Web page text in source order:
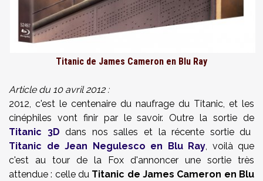
Titanic de James Cameron en Blu Ray
Article du 10 avril 2012 :
2012, c'est le centenaire du naufrage du Titanic, et les
cinéphiles vont finir par le savoir. Outre la sortie de
Titanic 3D dans nos salles et la récente sortie du
Titanic de Jean Negulesco en Blu Ray, voilà que
c'est au tour de la Fox d'annoncer une sortie très
attendue : celle du Titanic de James Cameron en Blu